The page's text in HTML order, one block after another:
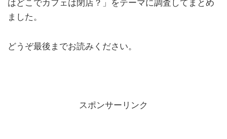
はどこでカフェは閉店？」をテーマに調査してまとめ
ました。
どうぞ最後までお読みください。
スポンサーリンク